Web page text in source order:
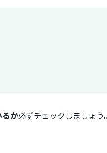
るか必ずチェックしましょう。